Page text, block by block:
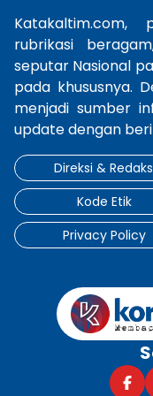
rubrikasi
seputar Nasional
pada khususnya.
menjadi sumber
update dengan
Direksi &
Kode Etik
Privacy Policy